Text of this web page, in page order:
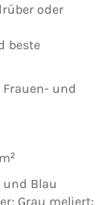
oder
beste
und
Blau
Grau meliert: